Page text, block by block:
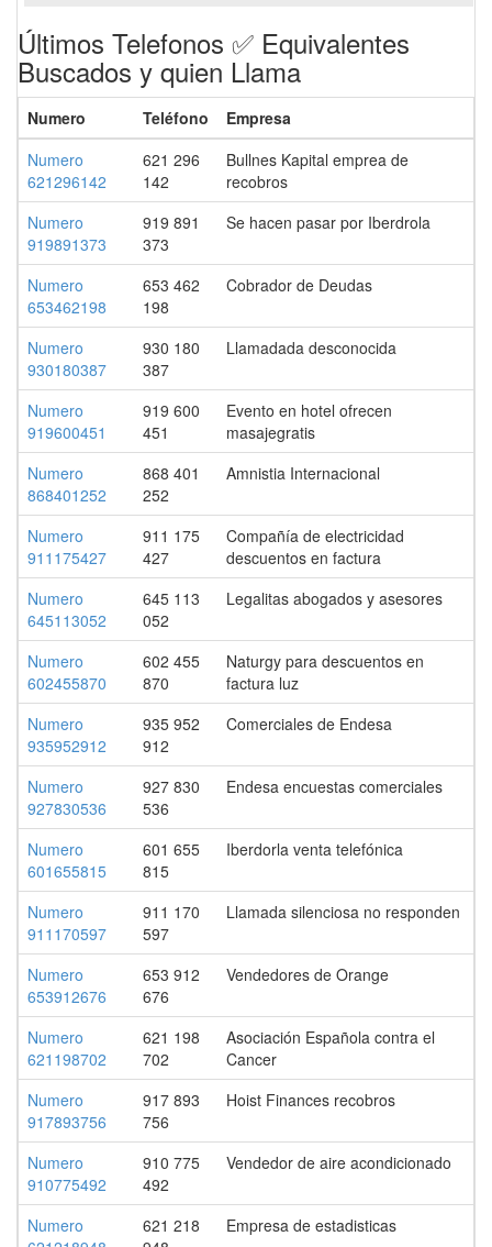
Últimos Telefonos ✅ Equivalentes
Buscados y quien Llama
Numero Teléfono
Empresa
Numero
621296142
621 296
142
Bullnes Kapital emprea de
recobros
Numero
919891373
919 891
373
Se hacen pasar por Iberdrola
Numero
653462198
653 462
198
Cobrador de Deudas
Numero
930180387
930 180
387
Llamadada desconocida
Numero
919600451
919 600
451
Evento en hotel ofrecen
masajegratis
Numero
868401252
868 401
252
Amnistia Internacional
Numero
911175427
911 175
427
Compañía de electricidad
descuentos en factura
Numero
645113052
645 113
052
Legalitas abogados y asesores
Numero
602455870
602 455
870
Naturgy para descuentos en
factura luz
Numero
935952912
935 952
912
Comerciales de Endesa
Numero
927830536
927 830
536
Endesa encuestas comerciales
Numero
601655815
601 655
815
Iberdorla venta telefónica
Numero
911170597
911 170
597
Llamada silenciosa no responden
Numero
653912676
653 912
676
Vendedores de Orange
Numero
621198702
621 198
702
Asociación Española contra el
Cancer
Numero
917893756
917 893
756
Hoist Finances recobros
Numero
910775492
910 775
492
Vendedor de aire acondicionado
Numero
621 218
Empresa de estadisticas